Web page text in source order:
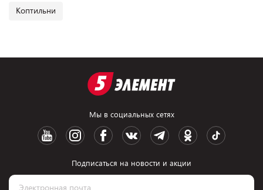
Коптильни
Мы в социальных сетях
Подписаться на новости и акции